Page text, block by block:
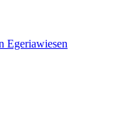
Egeriawiesen